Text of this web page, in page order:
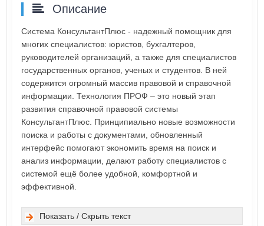
Описание
Система КонсультантПлюс - надежный помощник для
многих специалистов: юристов, бухгалтеров,
руководителей организаций, а также для специалистов
государственных органов, ученых и студентов. В ней
содержится огромный массив правовой и справочной
информации. Технология ПРОФ – это новый этап
развития справочной правовой системы
КонсультантПлюс. Принципиально новые возможности
поиска и работы с документами, обновленный
интерфейс помогают экономить время на поиск и
анализ информации, делают работу специалистов с
системой ещё более удобной, комфортной и
эффективной.
Показать / Скрыть текст